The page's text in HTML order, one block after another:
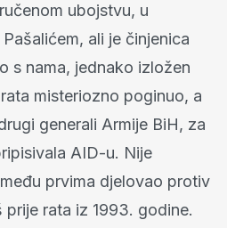
ubojstvu, u
ali je činjenica
s nama, jednako izložen
misteriozno poginuo, a
generali Armije BiH, za
AID-u. Nije
prvima djelovao protiv
rata iz 1993. godine.